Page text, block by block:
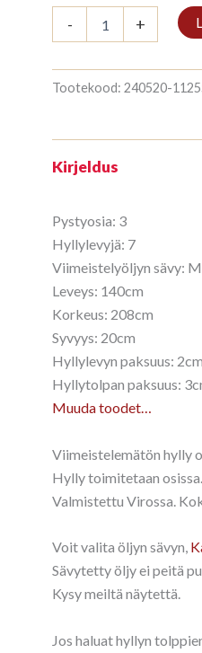
-
3/7
Mahagon
kogus
+
Tootekood: 240520-
Kirjeldus
Pystyosia: 3
Hyllylevyjä: 7
Viimeistelyöljyn sävy:
Leveys: 140cm
Korkeus: 208cm
Syvyys: 20cm
Hyllylevyn paksuus: 2cm
Hyllytolpan paksuus:
Muuda toodet…
Viimeistelemätön hylly
Hylly toimitetaan osissa.
Valmistettu Virossa.
Voit valita öljyn sävyn,
Sävytetty öljy ei peitä
Kysy meiltä näytettä.
Jos haluat hyllyn